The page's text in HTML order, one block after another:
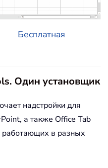
Бесплатная
Один установщик
надстройки для
а также Office Tab
в разных